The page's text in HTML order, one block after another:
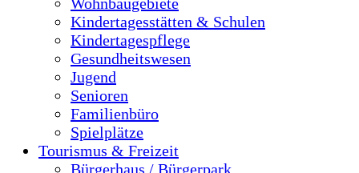
Kindertagesstätten & Schulen
Kindertagespflege
Gesundheitswesen
Jugend
Senioren
Familienbüro
Spielplätze
Tourismus & Freizeit
Bürgerhaus / Bürgerpark